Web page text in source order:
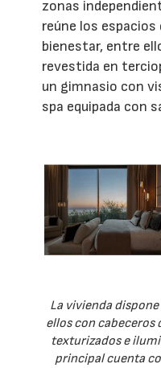
zonas
reúne los
bienestar, entre
revestida en
un gimnasio con
spa equipada con
La vivienda
ellos con cabeceros
texturizados e
principal cuenta